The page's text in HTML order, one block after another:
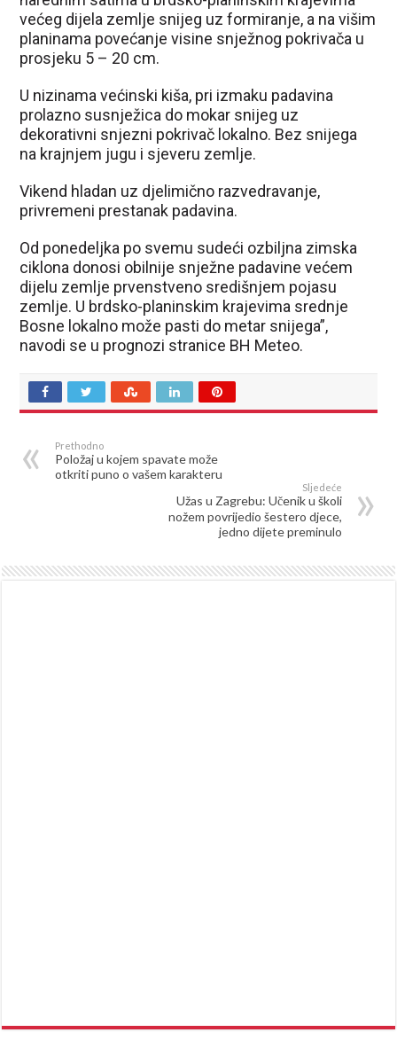
većeg dijela zemlje snijeg uz formiranje, a na višim
planinama povećanje visine snježnog pokrivača u
prosjeku 5 – 20 cm.
U nizinama većinski kiša, pri izmaku padavina
prolazno susnježica do mokar snijeg uz
dekorativni snjezni pokrivač lokalno. Bez snijega
na krajnjem jugu i sjeveru zemlje.
Vikend hladan uz djelimično razvedravanje,
privremeni prestanak padavina.
Od ponedeljka po svemu sudeći ozbiljna zimska
ciklona donosi obilnije snježne padavine većem
dijelu zemlje prvenstveno središnjem pojasu
zemlje. U brdsko-planinskim krajevima srednje
Bosne lokalno može pasti do metar snijega”,
navodi se u prognozi stranice BH Meteo.
Prethodno
Položaj u kojem spavate može
otkriti puno o vašem karakteru
Sljedeće
Užas u Zagrebu: Učenik u školi
nožem povrijedio šestero djece,
jedno dijete preminulo